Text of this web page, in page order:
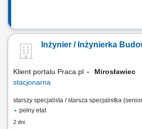
Inżynier / Inżynierka
Klient portalu Praca.pl
stacjonarna
starszy specjalista / starsza specjalistka
pełny etat
2 dni